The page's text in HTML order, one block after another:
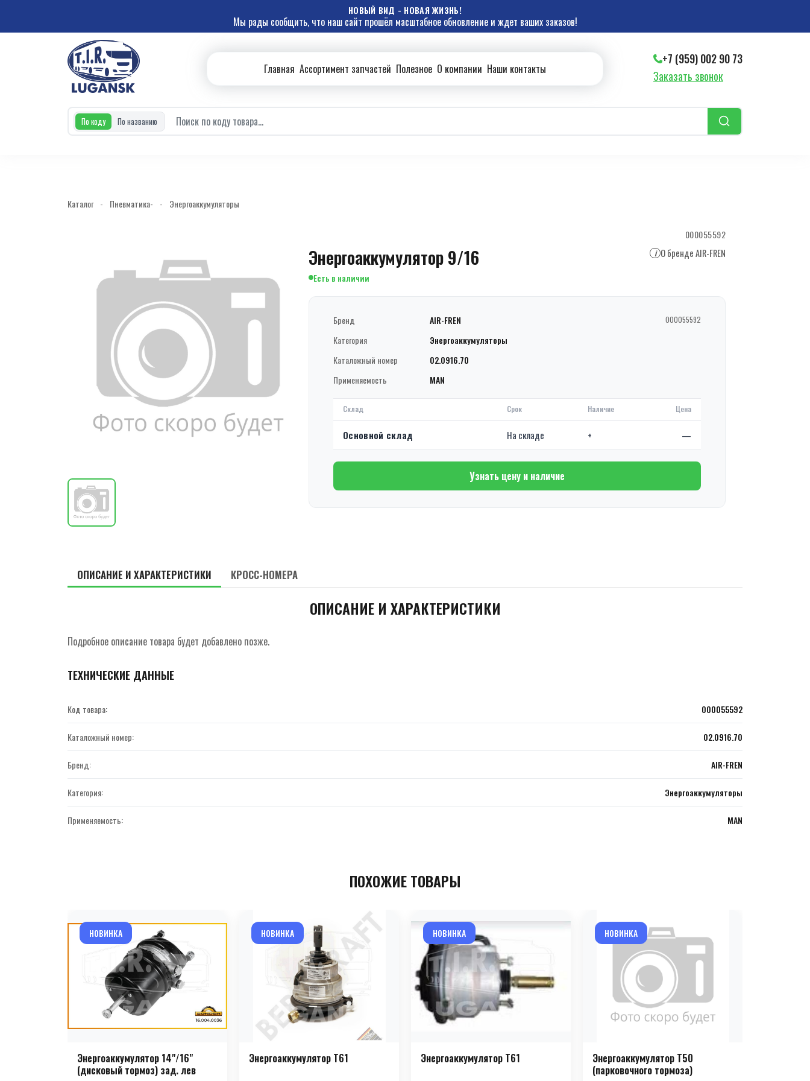
НОВЫЙ ВИД - НОВАЯ ЖИЗНЬ!
Мы рады сообщить, что наш сайт прошёл масштабное обновление и ждет ваших заказов!
Главная Ассортимент запчастей Полезное О компании Наши контакты
+7 (959) 002 90 73
Заказать звонок
По коду По названию
Каталог - Пневматика- - Энергоаккумуляторы
000055592
Энергоаккумулятор 9/16 i О бренде AIR-FREN
Есть в наличии
Бренд AIR-FREN 000055592
Категория
Энергоаккумуляторы
Каталожный номер
02.0916.70
Применяемость
MAN
Склад Срок Наличие Цена
Основной склад На складе + —
Узнать цену и наличие
ОПИСАНИЕ И ХАРАКТЕРИСТИКИ КРОСС-НОМЕРА
ОПИСАНИЕ И ХАРАКТЕРИСТИКИ
Подробное описание товара будет добавлено позже.
ТЕХНИЧЕСКИЕ ДАННЫЕ
Код товара: 000055592
Каталожный номер: 02.0916.70
Бренд: AIR-FREN
Категория: Энергоаккумуляторы
Применяемость: MAN
ПОХОЖИЕ ТОВАРЫ
НОВИНКА
Энергоаккумулятор 14"/16"
(дисковый тормоз) зад. лев
НОВИНКА
Энергоаккумулятор T61
НОВИНКА
Энергоаккумулятор T61
НОВИНКА
Энергоаккумулятор T50
(парковочного тормоза)